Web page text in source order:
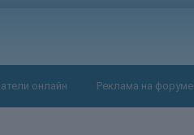
онлайн Реклама на форуме